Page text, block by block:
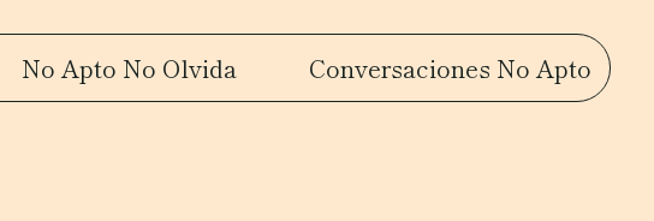
No Apto No Olvida Conversaciones No Apto